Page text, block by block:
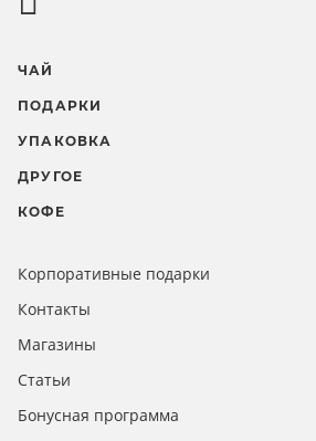
ЧАЙ
ПОДАРКИ
УПАКОВКА
ДРУГОЕ
КОФЕ
Корпоративные подарки
Контакты
Магазины
Статьи
Бонусная программа